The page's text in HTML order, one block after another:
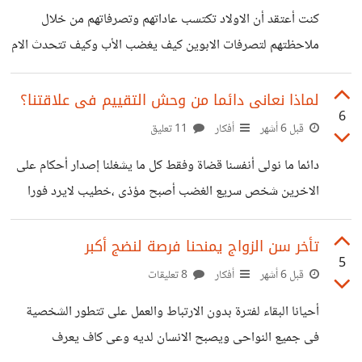
الوقت بدأت العلاقة فى الفتور والملل ثم انقطعت العلاقة تماما
ربما العطاء الزائد، أو الاهتمام
كنت أعتقد أن الاولاد تكتسب عاداتهم وتصرفاتهم من خلال
ملاحظتهم لتصرفات الابوين كيف يغضب الأب وكيف تتحدث الام
مع اللاخرين وكيف تحل المشاكل داخل الاسرة وبالتالى بيتم
تقليدهم ولكن ما لفت انتباهى أن الاطفال الصغار تعلق على
تصرفات الابوين بالرفض ولا يشترط القبول دائما فى أحد
شديد من والدته وأنه لايجب أن تنشر كل ما يقومون به داخل
المنزل وأنه لا يحب أن يشارك هذه اللحظات مع أحد غير العائلة
حقيقة
6
لماذا نعانى دائما من وحش التقييم فى علاقتنا؟
قبل 6 أشهر أفكار
دائما ما نولى أنفسنا قضاة وفقط كل ما يشغلنا إصدار أحكام على
الاخرين شخص سريع الغضب أصبح مؤذى ،خطيب لايرد فورا
على رسائل خطيبته أصبح مؤشرا خطر Red flag من ينتقدنى
أصبح شخص سام toxic ،فالحياة الإنسانية من المفترض أن
تكون مساحة أمان فحين يتحول أحد الاطراف الى مقيم تختل
متغيرون يتعلمون ويخطئون وينضجون بطرق مختلفة وليست
فى خط مستقيم ثابت، الغريب فى الامر من يكثر التقييم إما
5
تأخر سن الزواج يمنحنا فرصة لنضج أكبر
قبل 6 أشهر أفكار
أحيانا البقاء لفترة بدون الارتباط والعمل على تتطور الشخصية
فى جميع النواحى ويصبح الانسان لديه وعى كاف يعرف